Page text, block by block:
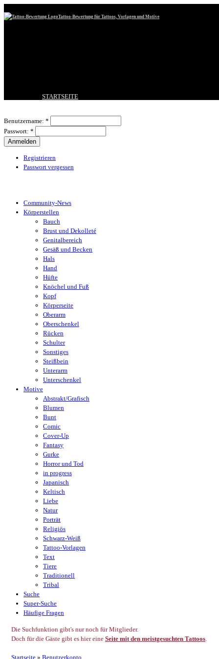
Tattoo-Bewertung für Tattoos, Vorlagen und Motive
STARTSEITE
BESTE TATTOOS
NEUESTE TATTOOS
Benutzername: *
Passwort: *
Registrieren
Passwort vergessen
Community-News
Körperstellen
Bauch
Brust und Dekolleté
Genitalbereich
Gesäß und Becken
Hals
Hand
Hüfte
Knöchel und Fuß
Kopf
Körperseite
Oberarm
Oberschenkel
Rücken
Schulter
Sonstiges
Steißbein
Unterarm
Unterschenkel
Motive
Abstrakt/Grafisch
Blumen
Bunt
Comic
Cover-Up
Fantasy
Gurke
Horror und Tod
in progress
Japanisch
Keltisch
Liebe
Natur
Porträt
Religiös
Schwarz-Weiß
Tattoo-Vorlagen
Text
Tiere
Traditionell
Tribal
Suche
Super-Suche
Häufige Fragen
Die Suchfunktion gibt's nur noch für Mitglieder.
Doch für die Gäste gibt es hier eine Seite mit den meistgesuchten Tattoos.
Startseite » Benutzerkonto